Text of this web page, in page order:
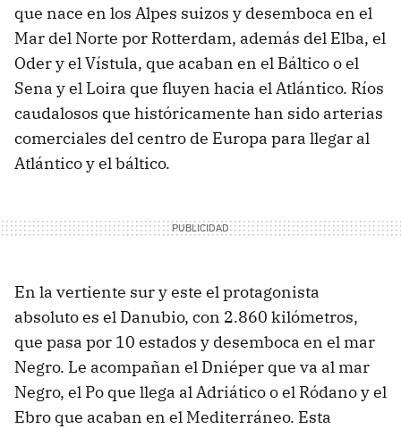
que nace en los Alpes suizos y desemboca en el
Mar del Norte por Rotterdam, además del Elba, el
Oder y el Vístula, que acaban en el Báltico o el
Sena y el Loira que fluyen hacia el Atlántico. Ríos
caudalosos que históricamente han sido arterias
comerciales del centro de Europa para llegar al
Atlántico y el báltico.
En la vertiente sur y este el protagonista
absoluto es el Danubio, con 2.860 kilómetros,
que pasa por 10 estados y desemboca en el mar
Negro. Le acompañan el Dniéper que va al mar
Negro, el Po que llega al Adriático o el Ródano y el
Ebro que acaban en el Mediterráneo. Esta